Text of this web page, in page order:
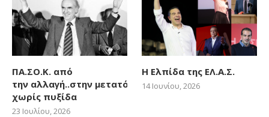
ΠΑ.ΣΟ.Κ. από
την αλλαγή..στην μετατόπιση
χωρίς πυξίδα
23 Ιουλίου, 2026
Η Ελπίδα της ΕΛ.Α.Σ.
14 Ιουνίου, 2026